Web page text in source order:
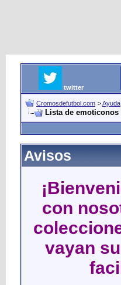
twitter
Cromosdefutbol.com >Ayuda
Lista de emoticonos
Avisos
con
vayan